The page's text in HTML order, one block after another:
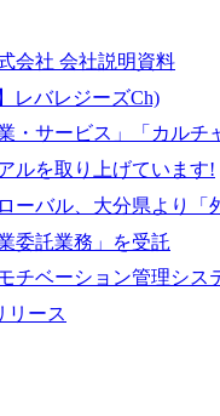
会社 会社説明資料
レバレジーズCh)
・サービス」「カルチ
ルを取り上げています!
ーバル、大分県より「
委託業務」を受託
チベーション管理シス
リース